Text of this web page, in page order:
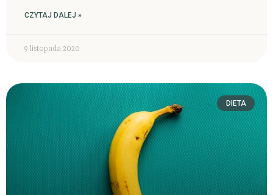
CZYTAJ DALEJ »
9 listopada 2020
DIETA